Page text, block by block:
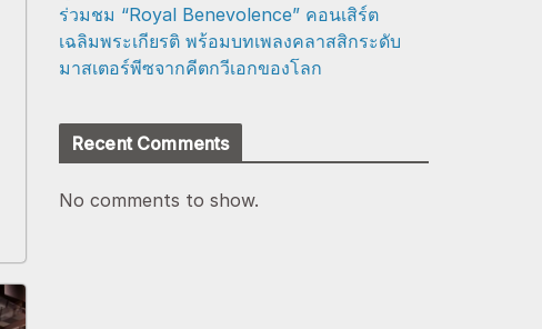
ร่วมชม “Royal Benevolence” คอนเสิร์ต
เฉลิมพระเกียรติ พร้อมบทเพลงคลาสสิกระดับ
มาสเตอร์พีซจากคีตกวีเอกของโลก
Recent Comments
No comments to show.